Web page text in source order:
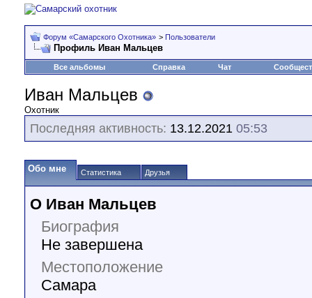
Форум «Самарского Охотника» > Пользователи
Профиль Иван Мальцев
Все альбомы Справка Чат
Иван Мальцев
Охотник
Последняя активность: 13.12.2021 05:53
Обо мне Статистика Друзья
О Иван Мальцев
Биография
Не завершена
Местоположение
Самара